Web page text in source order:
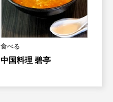
食べる
中国料理 碧亭